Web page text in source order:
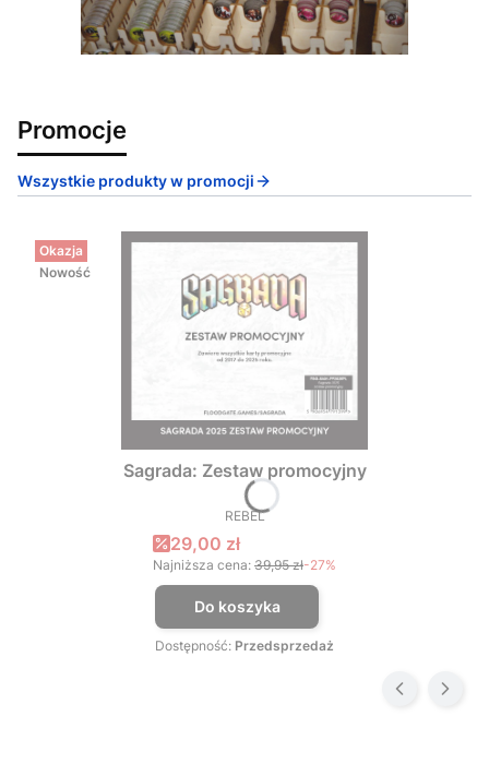
Promocje
Wszystkie produkty w promocji
Okazja
Nowość
Sagrada: Zestaw promocyjny
PRODUCENT
REBEL
Cena promocyjna
29,00 zł
Najniższa cena: 39,95 zł-27%
Do koszyka
Dostępność: Przedsprzedaż